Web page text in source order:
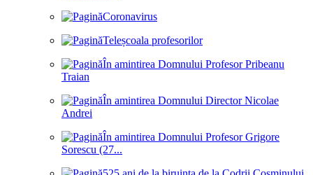
Coronavirus
Teleșcoala profesorilor
În amintirea Domnului Profesor Pribeanu
Traian
În amintirea Domnului Director Nicolae
Andrei
În amintirea Domnului Profesor Grigore
Sorescu (27...